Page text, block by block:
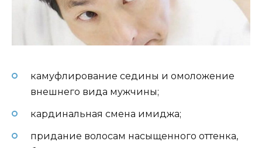
камуфлирование седины и омоложение
внешнего вида мужчины;
кардинальная смена имиджа;
придание волосам насыщенного оттенка,